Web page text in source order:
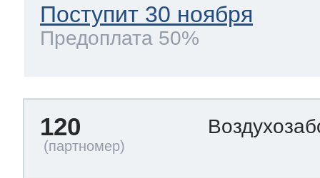
Поступит 30 ноября
Предоплата 50%
120